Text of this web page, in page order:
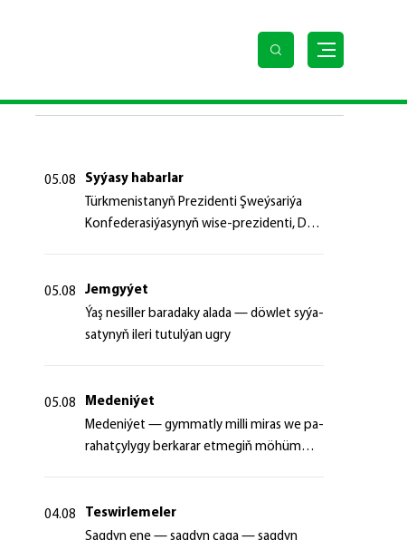
05.08
Syýasy habarlar
Türk­me­nis­ta­nyň Prezidenti Şweý­sa­ri­ýa
Kon­fe­de­ra­si­ýa­sy­nyň wi­se-prezidenti, Da­
05.08
Jemgyýet
Ýaş ne­sil­ler ba­ra­da­ky ala­da — döw­let sy­ýa­
sa­ty­nyň ile­ri tu­tul­ýan ug­ry
05.08
Medeniýet
Me­de­ni­ýet — gym­mat­ly milli mi­ras we pa­
ra­hat­çy­ly­gy ber­ka­rar et­me­giň mö­hüm
04.08
Teswirlemeler
Sagdyn ene — sagdyn çaga — sagdyn